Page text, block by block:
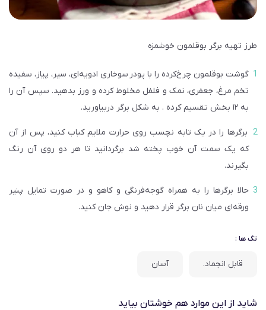
طرز تهیه برگر بوقلمون خوشمزه
گوشت بوقلمون چرخ‌کرده را با پودر سوخاری ادویه‌ای، سیر، پیاز، سفیده
تخم‌ مرغ، جعفری، نمک و فلفل مخلوط کرده و ورز بدهید. سپس آن را
به ۱۲ بخش تقسیم کرده . به شکل برگر دربیاورید.
برگر‌ها را در یک تابه نچسب روی حرارت ملایم کباب کنید، پس از آن
که یک سمت آن خوب پخته شد برگردانید تا هر دو روی آن رنگ
بگیرند.
حالا برگرها را به همراه گوجه‌فرنگی و کاهو و در صورت تمایل پنیر
ورقه‌ای میان نان برگر قرار دهید و نوش جان کنید.
تگ ها :
قابل انجماد. آسان
شاید از این موارد هم خوشتان بیاید